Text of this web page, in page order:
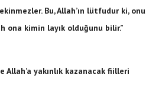
Bu, Allah’ın lütfudur ki, onu
ona kimin layık olduğunu bilir.”
yakınlık kazanacak fiilleri